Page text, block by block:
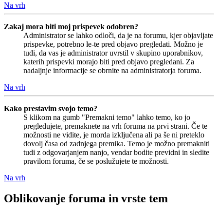
Na vrh
Zakaj mora biti moj prispevek odobren?
Administrator se lahko odloči, da je na forumu, kjer objavljate
prispevke, potrebno le-te pred objavo pregledati. Možno je
tudi, da vas je administrator uvrstil v skupino uporabnikov,
katerih prispevki morajo biti pred objavo pregledani. Za
nadaljnje informacije se obrnite na administratorja foruma.
Na vrh
Kako prestavim svojo temo?
S klikom na gumb "Premakni temo" lahko temo, ko jo
pregledujete, premaknete na vrh foruma na prvi strani. Če te
možnosti ne vidite, je morda izključena ali pa še ni preteklo
dovolj časa od zadnjega premika. Temo je možno premakniti
tudi z odgovarjanjem nanjo, vendar bodite previdni in sledite
pravilom foruma, če se poslužujete te možnosti.
Na vrh
Oblikovanje foruma in vrste tem